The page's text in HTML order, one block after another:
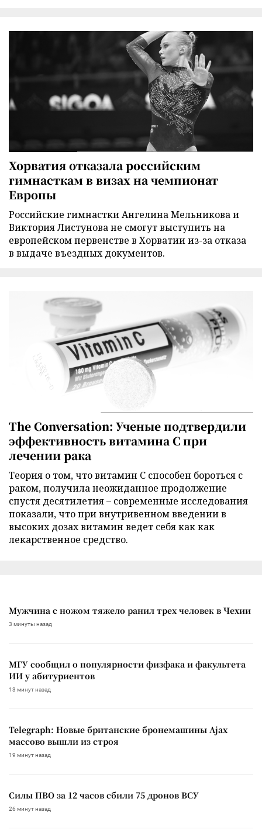
Хорватия отказала российским
гимнасткам в визах на чемпионат
Европы
Российские гимнастки Ангелина Мельникова и
Виктория Листунова не смогут выступить на
европейском первенстве в Хорватии из-за отказа
в выдаче въездных документов.
The Conversation: Ученые подтвердили
эффективность витамина C при
лечении рака
Теория о том, что витамин C способен бороться с
раком, получила неожиданное продолжение
спустя десятилетия – современные исследования
показали, что при внутривенном введении в
высоких дозах витамин ведет себя как как
лекарственное средство.
Мужчина с ножом тяжело ранил трех человек в Чехии
3 минуты назад
МГУ сообщил о популярности физфака и факультета
ИИ у абитуриентов
13 минут назад
Telegraph: Новые британские бронемашины Ajax
массово вышли из строя
19 минут назад
Силы ПВО за 12 часов сбили 75 дронов ВСУ
26 минут назад